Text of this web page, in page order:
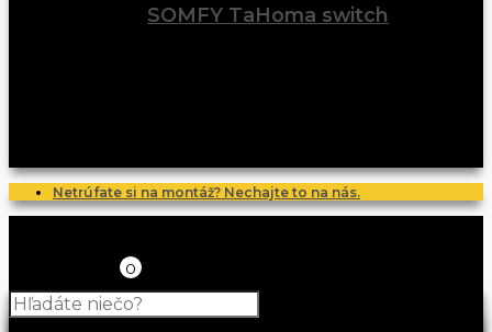
SOMFY TaHoma switch
Netrúfate si na montáž? Nechajte to na nás.
0